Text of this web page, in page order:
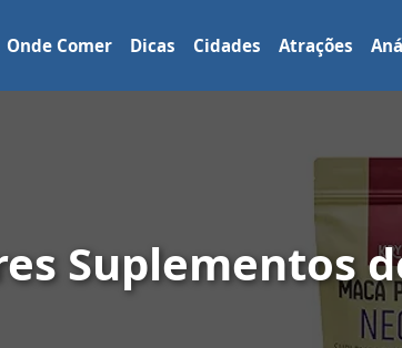
Onde Comer Dicas Cidades Atrações
Suplementos